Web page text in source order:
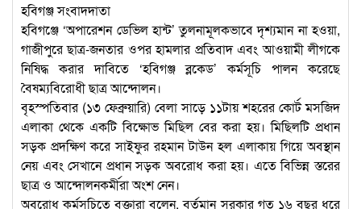
হবিগঞ্জ সংবাদদাতা
হবিগঞ্জে ‘অপারেশন ডেভিল হান্ট’ তুলনামূলকভাবে দৃশ্যমান না হওয়া,
গাজীপুরে ছাত্র-জনতার ওপর হামলার প্রতিবাদ এবং আওয়ামী লীগকে
নিষিদ্ধ করার দাবিতে ‘হবিগঞ্জ ব্লকেড’ কর্মসূচি পালন করেছে
বৈষম্যবিরোধী ছাত্র আন্দোলন।
বৃহস্পতিবার (১৩ ফেব্রুয়ারি) বেলা সাড়ে ১১টায় শহরের কোর্ট মসজিদ
এলাকা থেকে একটি বিক্ষোভ মিছিল বের করা হয়। মিছিলটি প্রধান
সড়ক প্রদক্ষিণ করে সাইফুর রহমান টাউন হল এলাকায় গিয়ে অবস্থান
নেয় এবং সেখানে প্রধান সড়ক অবরোধ করা হয়। এতে বিভিন্ন স্তরের
ছাত্র ও আন্দোলনকর্মীরা অংশ নেন।
অবরোধ কর্মসূচিতে বক্তারা বলেন, বর্তমান সরকার গত ১৬ বছর ধরে